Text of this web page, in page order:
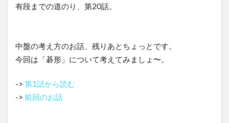
有段までの道のり、第20話。
中盤の考え方のお話、残りあとちょっとです。
今回は「碁形」について考えてみましょ〜。
-> 第1話から読む
-> 前回のお話